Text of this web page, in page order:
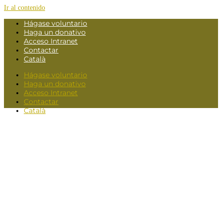
Ir al contenido
Hágase voluntario
Haga un donativo
Acceso Intranet
Contactar
Català
Hágase voluntario
Haga un donativo
Acceso Intranet
Contactar
Català